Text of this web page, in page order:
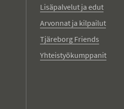
Lisäpalvelut ja edut
Arvonnat ja kilpailut
Tjäreborg Friends
Yhteistyökumppanit